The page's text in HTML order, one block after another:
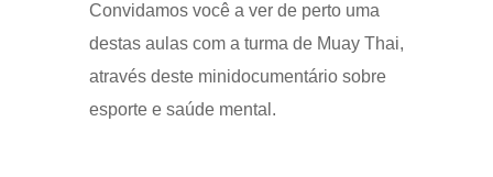
Convidamos você a ver de perto uma
destas aulas com a turma de Muay Thai,
através deste minidocumentário sobre
esporte e saúde mental.